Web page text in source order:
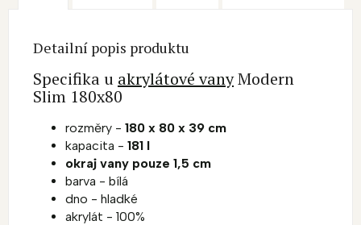
Detailní popis produktu
Specifika u akrylátové vanyModern
Slim 180x80
rozměry - 180 x 80 x 39 cm
kapacita - 181 l
okraj vany pouze 1,5 cm
barva - bílá
dno - hladké
akrylát - 100%